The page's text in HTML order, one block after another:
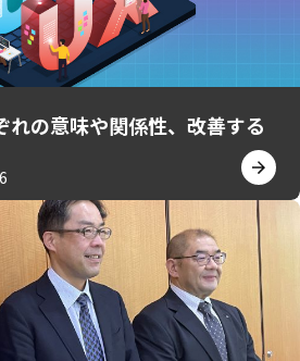
の意味や関係性、改善する